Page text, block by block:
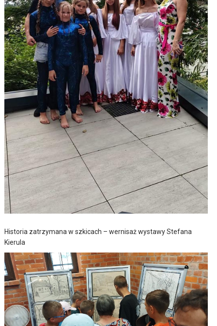
Historia zatrzymana w szkicach – wernisaż wystawy Stefana
Kierula